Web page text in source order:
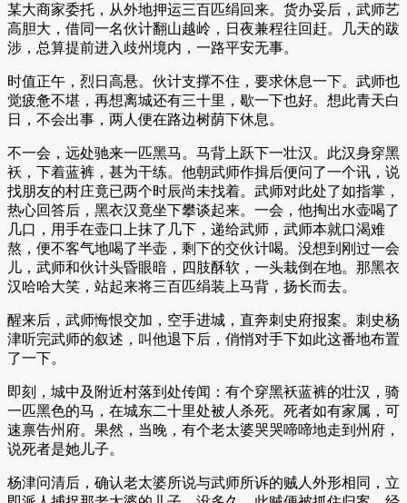
某大商家委托，从外地押运三百匹绢回来。货办妥后，武师艺
高胆大，借同一名伙计翻山越岭，日夜兼程往回赶。几天的跋
涉，总算提前进入歧州境内，一路平安无事。
时值正午，烈日高悬。伙计支撑不住，要求休息一下。武师也
觉疲惫不堪，再想离城还有三十里，歇一下也好。想此青天白
日，不会出事，两人便在路边树荫下休息。
不一会，远处驰来一匹黑马。马背上跃下一壮汉。此汉身穿黑
袄，下着蓝裤，甚为干练。他朝武师作揖后便问了一个讯，说
找朋友的村庄竟已两个时辰尚未找着。武师对此处了如指掌，
热心回答后，黑衣汉竟坐下攀谈起来。一会，他掏出水壶喝了
几口，用手在壶口上抹了几下，递给武师，武师本就口渴难
熬，便不客气地喝了半壶，剩下的交伙计喝。没想到刚过一会
儿，武师和伙计头昏眼暗，四肢酥软，一头栽倒在地。那黑衣
汉哈哈大笑，站起来将三百匹绢装上马背，扬长而去。
醒来后，武师悔恨交加，空手进城，直奔刺史府报案。刺史杨
津听完武师的叙述，叫他退下后，俏悄对手下如此这番地布置
了一下。
即刻，城中及附近村落到处传闻：有个穿黑袄蓝裤的壮汉，骑
一匹黑色的马，在城东二十里处被人杀死。死者如有家属，可
速禀告州府。果然，当晚，有个老太婆哭哭啼啼地走到州府，
说死者是她儿子。
杨津问清后，确认老太婆所说与武师所诉的贼人外形相同，立